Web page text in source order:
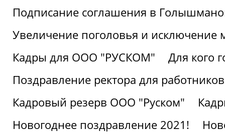
Подписание соглашения в
Увеличение поголовья и исключение
Кадры для ООО "РУСКОМ"
Для кого
Поздравление ректора для
Кадровый резерв ООО "Руском"
Новогоднее поздравление 2021!